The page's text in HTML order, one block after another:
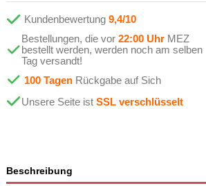
Kundenbewertung 9,4/10
Bestellungen, die vor 22:00 Uhr MEZ
bestellt werden, werden noch am selben
Tag versandt!
100 Tagen Rückgabe auf Sich
Unsere Seite ist SSL verschlüsselt
Beschreibung